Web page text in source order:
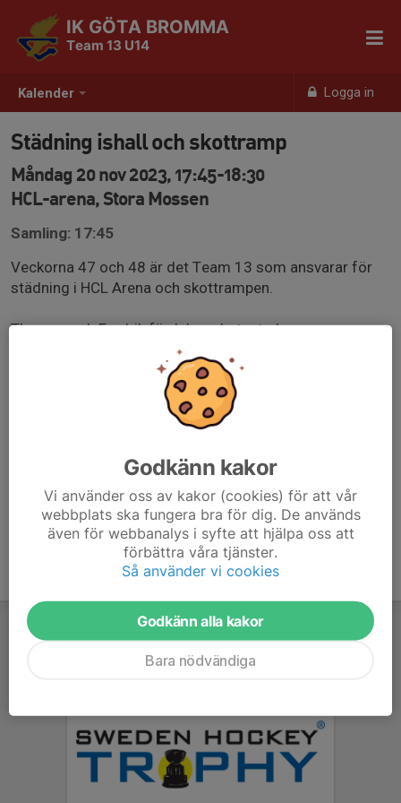
Kalender Logga in
IK GÖTA BROMMA
Team 13 U14
Städning ishall och skottramp
Måndag 20 nov 2023, 17:45-18:30
HCL-arena, Stora Mossen
Samling: 17:45
Veckorna 47 och 48 är det Team 13 som ansvarar för
städning i HCL Arena och skottrampen.
Thomas och Fredrik fördelar arbetsstyrkan.
Instruktioner står på sliprumsväggen, städmaterial finns
i städskåpet till vänster om ingång till förrådet kod
Upptäcker ni något trasigt meddela
Godkänn kakor
Vi använder oss av kakor (cookies) för att vår
webbplats ska fungera bra för dig. De används
även för webbanalys i syfte att hjälpa oss att
förbättra våra tjänster.
Så använder vi cookies
Godkänn alla kakor
Bara nödvändiga